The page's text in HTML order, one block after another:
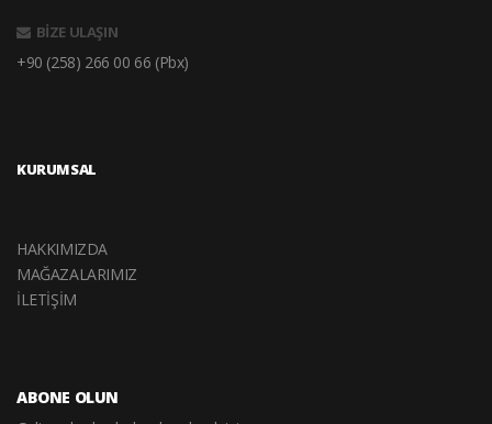
BİZE ULAŞIN
+90 (258) 266 00 66 (Pbx)
KURUMSAL
HAKKIMIZDA
MAĞAZALARIMIZ
İLETİŞİM
ABONE OLUN